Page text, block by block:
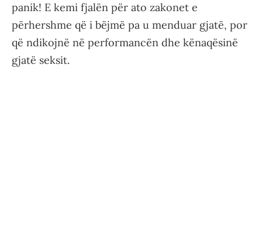
panik! E kemi fjalën për ato zakonet e
përhershme që i bëjmë pa u menduar gjatë, por
që ndikojnë në performancën dhe kënaqësinë
gjatë seksit.